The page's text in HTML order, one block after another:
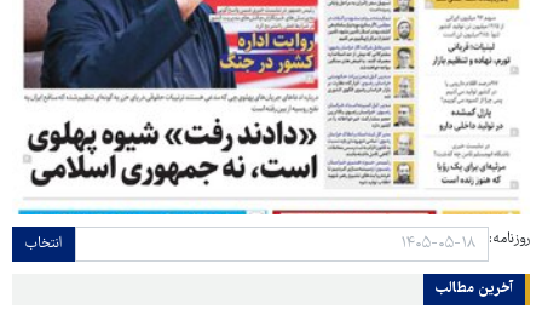
روزنامه: انتخاب
آخرین مطالب